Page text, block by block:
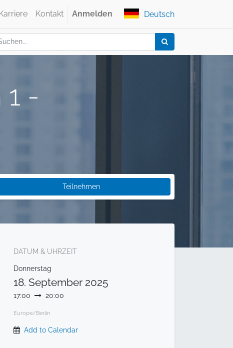
Kontakt Anmelden Deutsch
-
Teilnehmen
DATUM & UHRZEIT
Donnerstag
18. September 2025
17:00 20:00
Europe/Berlin
Add to Calendar